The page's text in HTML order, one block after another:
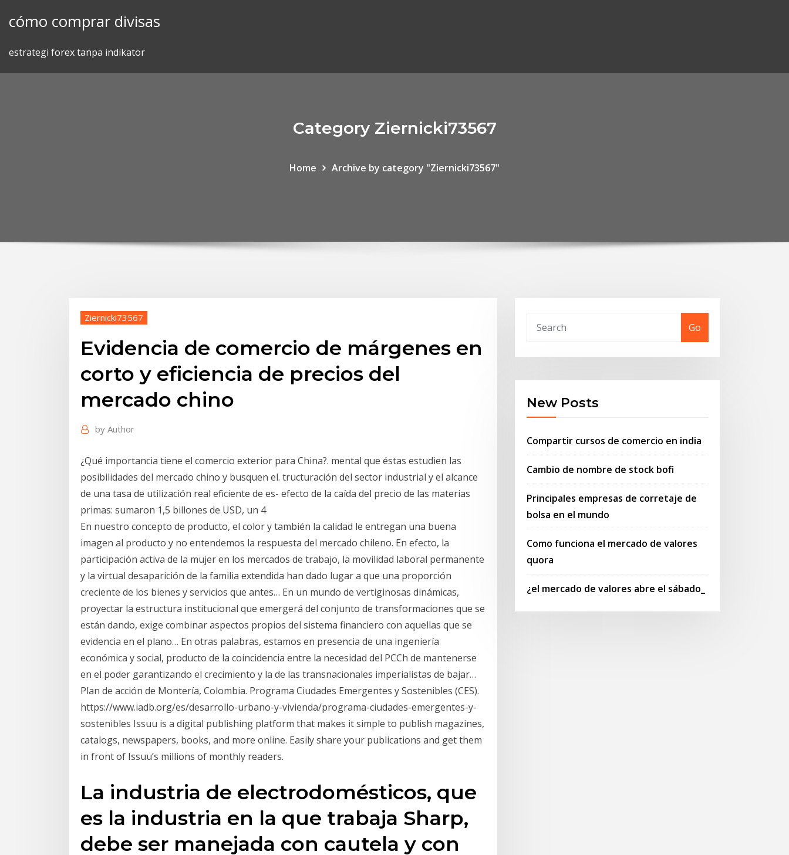
cómo comprar divisas
estrategi forex tanpa indikator
Category Ziernicki73567
Home Archive by category "Ziernicki73567"
Ziernicki73567
Evidencia de comercio de márgenes en
corto y eficiencia de precios del
mercado chino
by Author
¿Qué importancia tiene el comercio exterior para China?. mental que éstas estudien las
posibilidades del mercado chino y busquen el. tructuración del sector industrial y el alcance
de una tasa de utilización real eficiente de es- efecto de la caída del precio de las materias
primas: sumaron 1,5 billones de USD, un 4
En nuestro concepto de producto, el color y también la calidad le entregan una buena
imagen al producto y no entendemos la respuesta del mercado chileno. En efecto, la
participación activa de la mujer en los mercados de trabajo, la movilidad laboral permanente
y la virtual desaparición de la familia extendida han dado lugar a que una proporción
creciente de los bienes y servicios que antes… En un mundo de vertiginosas dinámicas,
proyectar la estructura institucional que emergerá del conjunto de transformaciones que se
están dando, exige combinar aspectos propios del sistema financiero con aquellas que se
evidencia en el plano… En otras palabras, estamos en presencia de una ingeniería
económica y social, producto de la coincidencia entre la necesidad del PCCh de mantenerse
en el poder garantizando el crecimiento y la de las transnacionales imperialistas de bajar…
Plan de acción de Montería, Colombia. Programa Ciudades Emergentes y Sostenibles (CES).
https://www.iadb.org/es/desarrollo-urbano-y-vivienda/programa-ciudades-emergentes-y-
sostenibles Issuu is a digital publishing platform that makes it simple to publish magazines,
catalogs, newspapers, books, and more online. Easily share your publications and get them
in front of Issuu’s millions of monthly readers.
La industria de electrodomésticos, que
es la industria en la que trabaja Sharp,
debe ser manejada con cautela y con
Go
New Posts
Compartir cursos de comercio en india
Cambio de nombre de stock bofi
Principales empresas de corretaje de
bolsa en el mundo
Como funciona el mercado de valores
quora
¿el mercado de valores abre el sábado_